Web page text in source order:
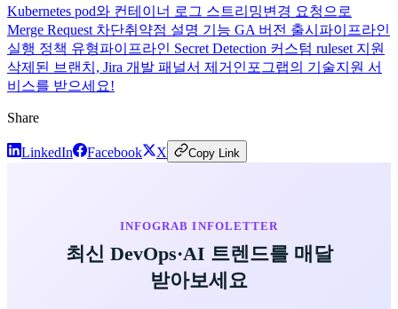
Kubernetes pod와 컨테이너 로그 스트리밍변경 요청으로
Merge Request 차단취약점 설명 기능 GA 버전 출시 파이프라인
실행 정책 유형파이프라인 Secret Detection 커스텀 ruleset 지원
삭제된 브랜치, Jira 개발 패널서 제거 인포그랩의 기술지원 서
비스를 받으세요!
Share
LinkedIn Facebook X Copy Link
INFOGRAB INFOLETTER
최신 DevOps·AI 트렌드를 매달
받아보세요